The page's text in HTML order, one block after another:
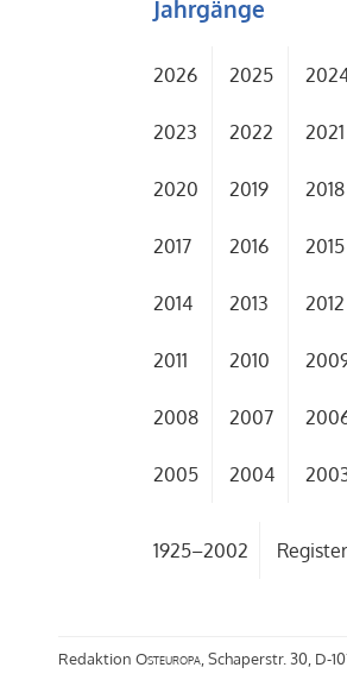
Jahrgänge
2026 2025
2023 2022 2021
2020 2019 2018
2017 2016 2015
2014 2013 2012
2011 2010
2008 2007
2005 2004
1925–2002 Register
Redaktion Osteuropa, Schaperstr. 30, D-